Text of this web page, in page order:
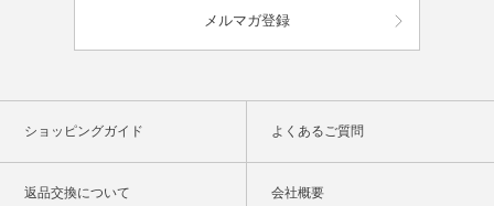
メルマガ登録
ショッピングガイド よくあるご質問
返品交換について 会社概要